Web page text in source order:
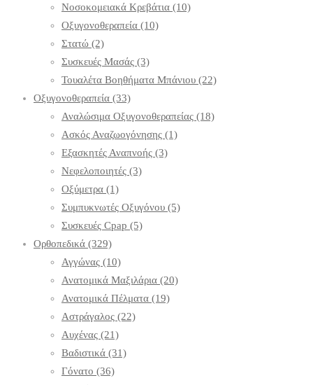
Νοσοκομειακά Κρεβάτια (10)
Οξυγονοθεραπεία (10)
Στατώ (2)
Συσκευές Μασάς (3)
Τουαλέτα Βοηθήματα Μπάνιου (22)
Οξυγονοθεραπεία (33)
Αναλώσιμα Οξυγονοθεραπείας (18)
Ασκός Αναζωογόνησης (1)
Εξασκητές Αναπνοής (3)
Νεφελοποιητές (3)
Οξύμετρα (1)
Συμπυκνωτές Οξυγόνου (5)
Συσκευές Cpap (5)
Ορθοπεδικά (329)
Αγγώνας (10)
Ανατομικά Μαξιλάρια (20)
Ανατομικά Πέλματα (19)
Αστράγαλος (22)
Αυχένας (21)
Βαδιστικά (31)
Γόνατο (36)